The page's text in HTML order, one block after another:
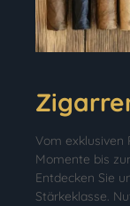
Vom exklusiven
Momente bis
Entdecken Sie
Stärkeklasse.